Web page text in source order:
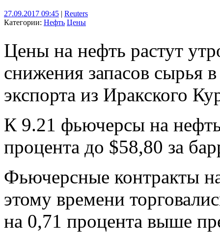
27.09.2017 09:45 | Reuters
Категории: Нефть Цены
Цены на нефть растут
снижения запасов
экспорта из Иракского
К 9.21 фьючерсы на
процента до $58,80 за
Фьючерсные контракты
этому времени
на 0,71 процента выше